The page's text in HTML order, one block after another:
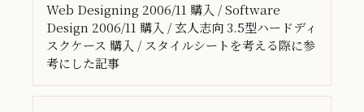
Web Designing 2006/11 購入 / Software
Design 2006/11 購入 / 玄人志向 3.5型ハードディ
スクケース 購入 / スタイルシートを考える際に参
考にした記事